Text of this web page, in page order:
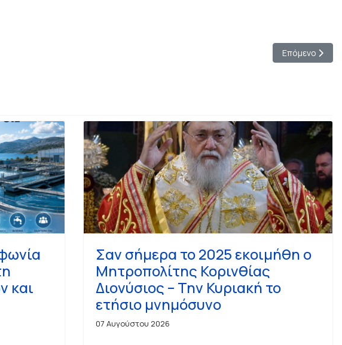
Επόμενο
Επόμενο
και
Σαν σήμερα το 2025 εκοιμήθη ο
Μητροπολίτης Κορινθίας
Διονύσιος – Την Κυριακή το
ετήσιο μνημόσυνο
07 Αυγούστου 2026